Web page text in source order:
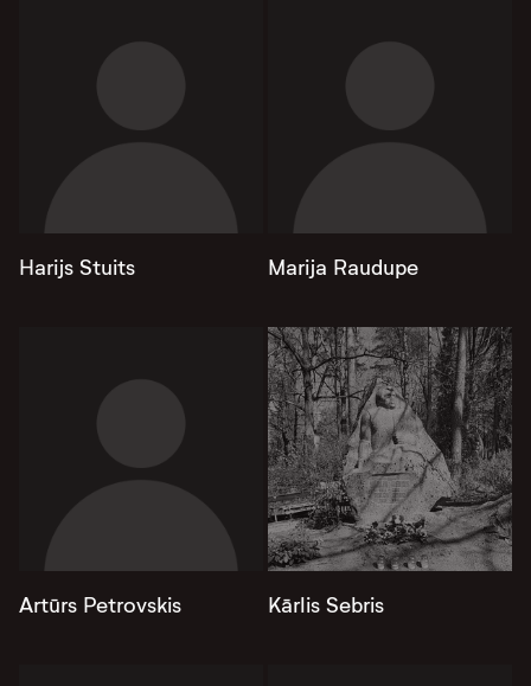
Harijs Stuits Marija Raudupe
Artūrs Petrovskis Kārlis Sebris